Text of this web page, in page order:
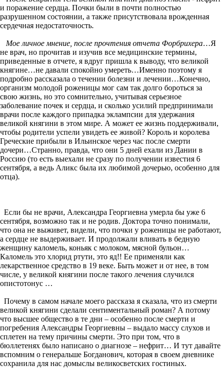
и поражение сердца. Почки были в почти полностью
разрушенном состоянии, а также присутствовала врожденная
сердечная недостаточность.
Мое личное мнение, после прочтения отчета Форбрихера…Я
не врач, но прочитав и изучив все медицинские термины,
приведенные в отчете, я вдруг пришла к выводу, что великой
княгине…не давали спокойно умереть…Именно поэтому я
подробно рассказала о течении болезни и лечении…Конечно,
организм молодой роженицы мог сам так долго бороться за
свою жизнь, но это сомнительно, учитывая серьезное
заболевание почек и сердца, и сколько усилий предпринимали
врачи после каждого припадка эклампсии для удержания
великой княгини в этом мире. А может ее жизнь поддерживали,
чтобы родители успели увидеть ее живой? Король и королева
Греческие прибыли в Ильинское через час после смерти
дочери…Странно, правда, что они 5 дней ехали из Дании в
Россию (то есть выехали не сразу по получении известия 6
сентября, а ведь Аликс была их любимой дочерью, особенно для
отца).
Если бы не врачи, Александра Георгиевна умерла бы уже 6
сентября, возможно так и не родив. Доктора точно понимали,
что она не выживет, видели, что почки у роженицы не работают,
а сердце не выдерживает. И продолжали вливать в бедную
женщину каломель, коньяк с молоком, мясной бульон…
Каломель это хлорид ртути, это яд!! Ее применяли как
лекарственное средство в 19 веке. Быть может и от нее, в том
числе, у великой княгини после такого лечения случился
опистотонус …
Почему в самом начале моего рассказа я сказала, что из смерти
великой княгини сделали сентиментальный роман? А потому
что высшее общество в те дни – особенно после смерти и
погребения Александры Георгиевны – выдало массу слухов и
сплетен на тему причины смерти. Это при том, что в
бюллетенях было написано о диагнозе – нефрит… И тут давайте
вспомним о генеральше Богданович, которая в своем дневнике
сохранила для нас домыслы великосветских гостиных.